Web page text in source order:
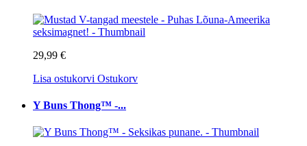
29,99 €
Lisa ostukorvi Ostukorv
Y Buns Thong™ -...